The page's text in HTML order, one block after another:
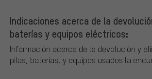
Indicaciones acerca de la
baterías y equipos eléctricos:
Información acerca de la devolución y
pilas, baterías, y equipos usados la